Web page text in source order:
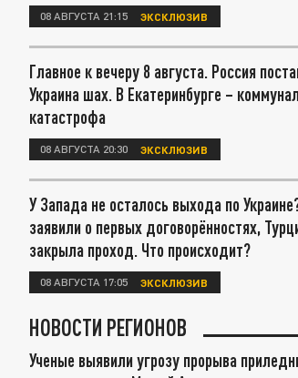
08 АВГУСТА 21:15 ЭКСКЛЮЗИВ
Главное к вечеру 8 августа. Россия
Украина шах. В Екатеринбурге –
катастрофа
08 АВГУСТА 20:30 ЭКСКЛЮЗИВ
У Запада не осталось выхода по
заявили о первых договорённостях,
закрыла проход. Что происходит?
08 АВГУСТА 17:05 ЭКСКЛЮЗИВ
НОВОСТИ РЕГИОНОВ
Ученые выявили угрозу прорыва